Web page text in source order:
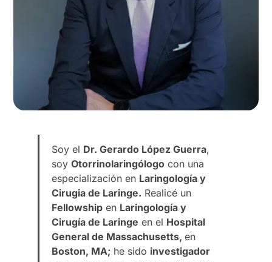
Soy el Dr. Gerardo López Guerra,
soyOtorrinolaringólogo con una
especialización en Laringología y
Cirugia de Laringe. Realicé un
Fellowship en Laringología y
Cirugía de Laringe en el Hospital
General de Massachusetts,en
Boston, MA; he sido investigador